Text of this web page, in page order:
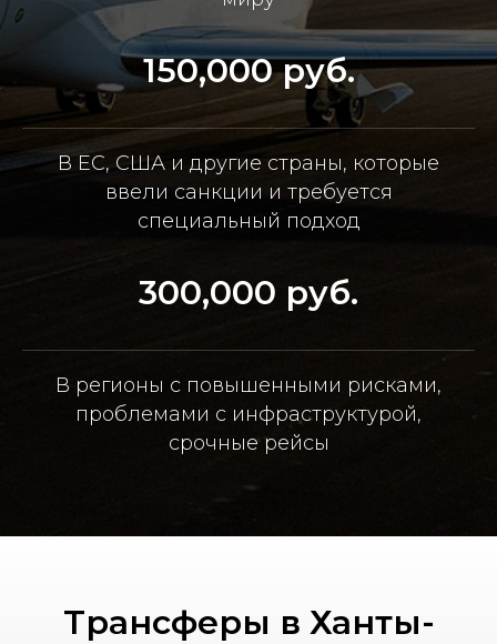
150,000 руб.
В ЕС, США и другие страны, которые
ввели санкции и требуется
специальный подход
300,000 руб.
В регионы с повышенными рисками,
проблемами с инфраструктурой,
срочные рейсы
Трансферы в Ханты-